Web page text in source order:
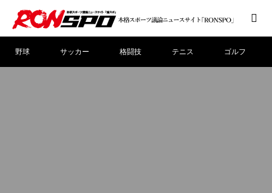
野球 サッカー 格闘技 テニス ゴルフ